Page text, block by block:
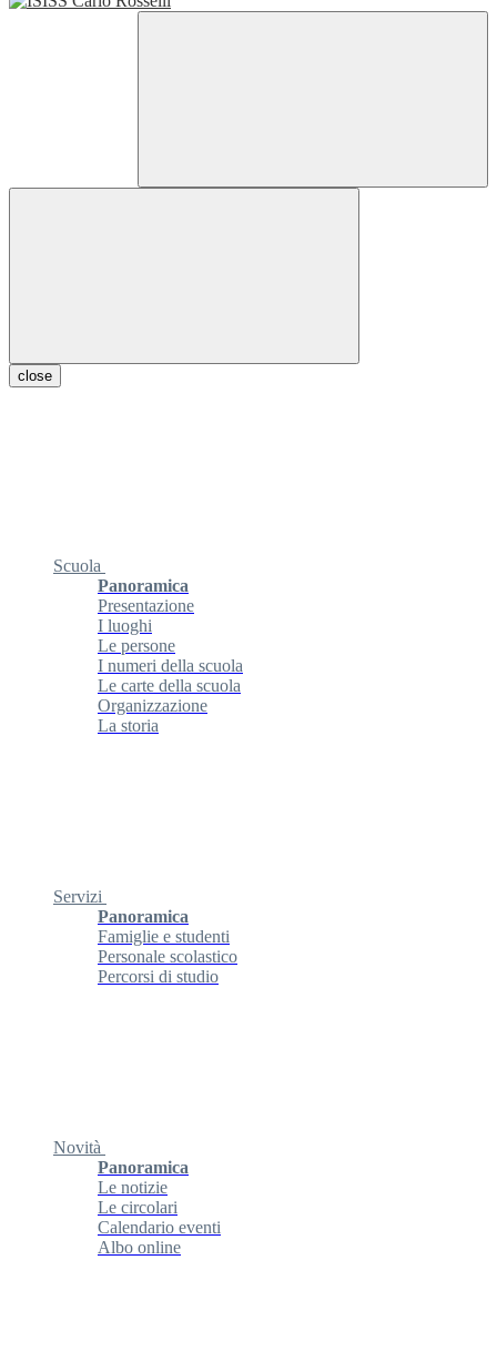
close
Scuola
Panoramica
Presentazione
I luoghi
Le persone
I numeri della scuola
Le carte della scuola
Organizzazione
La storia
Servizi
Panoramica
Famiglie e studenti
Personale scolastico
Percorsi di studio
Novità
Panoramica
Le notizie
Le circolari
Calendario eventi
Albo online